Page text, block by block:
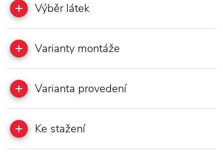
Výběr látek
Varianty montáže
Varianta provedení
Ke stažení